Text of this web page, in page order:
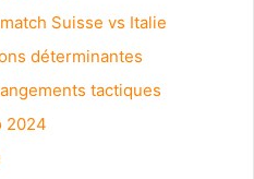
Suisse vs Italie
déterminantes
tactiques
2024